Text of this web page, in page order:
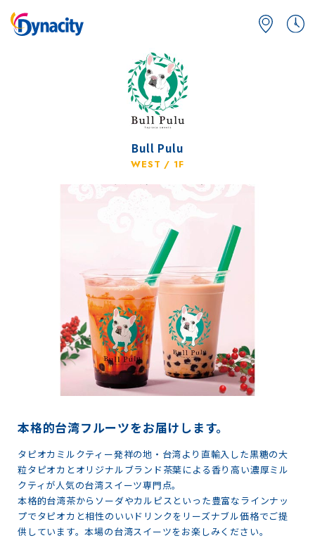
Bull Pulu
WEST / 1F
本格的台湾フルーツをお届けします。
タピオカミルクティー発祥の地・台湾より直輸入した黒糖の大
粒タピオカとオリジナルブランド茶葉による香り高い濃厚ミル
クティが人気の台湾スイーツ専門点。
本格的台湾茶からソーダやカルピスといった豊富なラインナッ
プでタピオカと相性のいいドリンクをリーズナブル価格でご提
供しています。本場の台湾スイーツをお楽しみください。